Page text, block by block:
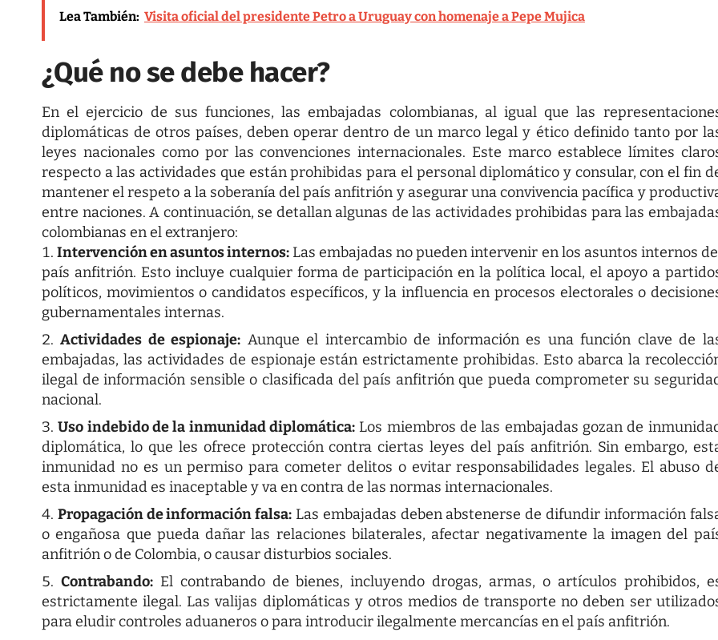
Lea También: Visita oficial del presidente Petro a Uruguay con homenaje a Pepe Mujica
¿Qué no se debe hacer?
En el ejercicio de sus funciones, las embajadas colombianas, al igual que las
diplomáticas de otros países, deben operar dentro de un marco legal y ético definido tanto por
leyes nacionales como por las convenciones internacionales. Este marco establece límites
respecto a las actividades que están prohibidas para el personal diplomático y consular, con el fin
mantener el respeto a la soberanía del país anfitrión y asegurar una convivencia pacífica y
entre naciones. A continuación, se detallan algunas de las actividades prohibidas para las
colombianas en el extranjero:
Intervención en asuntos internos: Las embajadas no pueden intervenir en los asuntos internos
país anfitrión. Esto incluye cualquier forma de participación en la política local, el apoyo a
políticos, movimientos o candidatos específicos, y la influencia en procesos electorales o
gubernamentales internas.
Actividades de espionaje: Aunque el intercambio de información es una función clave de
embajadas, las actividades de espionaje están estrictamente prohibidas. Esto abarca la
ilegal de información sensible o clasificada del país anfitrión que pueda comprometer su
nacional.
Uso indebido de la inmunidad diplomática: Los miembros de las embajadas gozan de
diplomática, lo que les ofrece protección contra ciertas leyes del país anfitrión. Sin embargo,
inmunidad no es un permiso para cometer delitos o evitar responsabilidades legales. El abuso
esta inmunidad es inaceptable y va en contra de las normas internacionales.
Propagación de información falsa: Las embajadas deben abstenerse de difundir información
o engañosa que pueda dañar las relaciones bilaterales, afectar negativamente la imagen del
anfitrión o de Colombia, o causar disturbios sociales.
Contrabando:El contrabando de bienes, incluyendo drogas, armas, o artículos prohibidos,
estrictamente ilegal. Las valijas diplomáticas y otros medios de transporte no deben ser
para eludir controles aduaneros o para introducir ilegalmente mercancías en el país anfitrión.